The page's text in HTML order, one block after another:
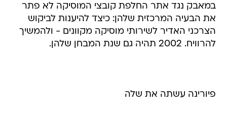
במאבק נגד אתר החלפת קובצי המוסיקה לא פתר
את הבעיה המרכזית שלהן: כיצד להיענות לביקוש
הצרכני האדיר לשירותי מוסיקה מקוונים - ולהמשיך
להרוויח. 2002 תהיה גם שנת המבחן שלהן.
פיורינה עשתה את שלה